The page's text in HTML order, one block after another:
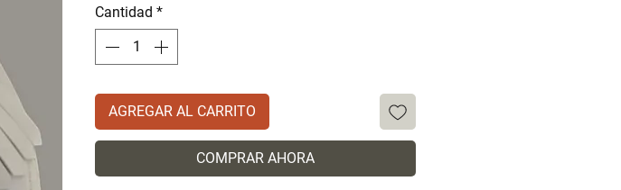
Cantidad *
AGREGAR AL CARRITO
COMPRAR AHORA